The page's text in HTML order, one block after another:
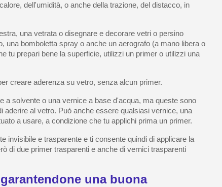
dell'umidità, o anche della trazione, del distacco, in
una vetrata o disegnare e decorare vetri o persino
una bomboletta spray o anche un aerografo (a mano libera o
tu prepari bene la superficie, utilizzi un primer o utilizzi una
creare aderenza su vetro, senza alcun primer.
a solvente o una vernice a base d'acqua, ma queste sono
aderire al vetro. Può anche essere qualsiasi vernice, una
a usare, a condizione che tu applichi prima un primer.
invisibile e trasparente e ti consente quindi di applicare la
di due primer trasparenti e anche di vernici trasparenti
una buona